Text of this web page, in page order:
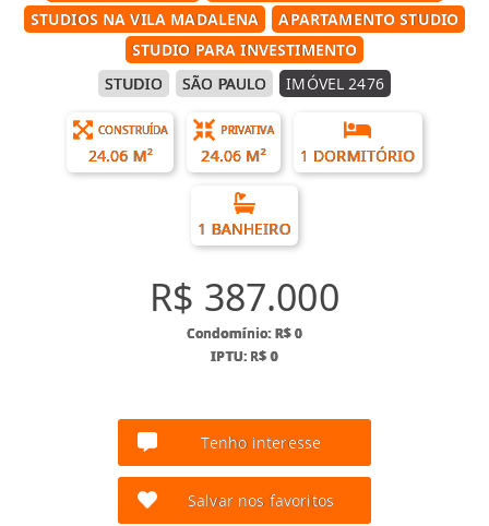
STUDIOS NA VILA MADALENA
APARTAMENTO STUDIO
STUDIO PARA INVESTIMENTO
STUDIO
SÃO PAULO IMÓVEL 2476
CONSTRUÍDA
24.06 M²
PRIVATIVA
24.06 M² 1 DORMITÓRIO
1 BANHEIRO
R$ 387.000
Condomínio: R$ 0
IPTU: R$ 0
Tenho interesse
Salvar nos favoritos